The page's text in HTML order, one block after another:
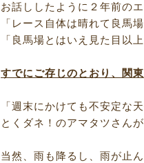
お話ししたように２年前の
「レース自体は晴れて良馬
「良馬場とはいえ見た目以
すでにご存じのとおり、関
「週末にかけても不安定な
とくダネ！のアマタツさん
当然、雨も降るし、雨が止